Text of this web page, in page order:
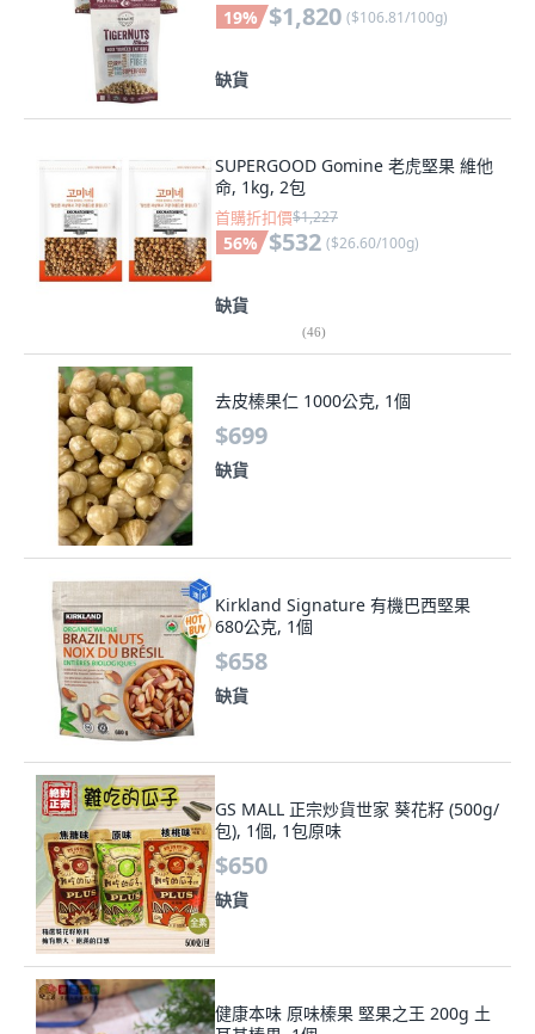
19% $1,820 ($106.81/100g)
缺貨
SUPERGOOD Gomine 老虎堅果 維他
命, 1kg, 2包
首購折扣價$1,227
56% $532 ($26.60/100g)
缺貨
(46)
去皮榛果仁 1000公克, 1個
$699
缺貨
Kirkland Signature 有機巴西堅果
680公克, 1個
$658
缺貨
GS MALL 正宗炒貨世家 葵花籽 (500g/
包), 1個, 1包原味
$650
缺貨
健康本味 原味榛果 堅果之王 200g 土